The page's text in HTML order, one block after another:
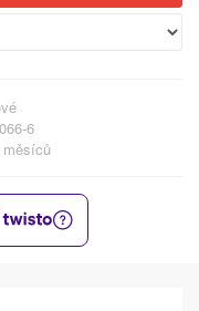
6
měsíců